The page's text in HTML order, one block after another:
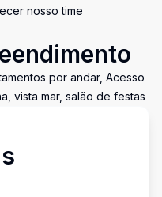
nosso time
por andar, Acesso
vista mar, salão de festas